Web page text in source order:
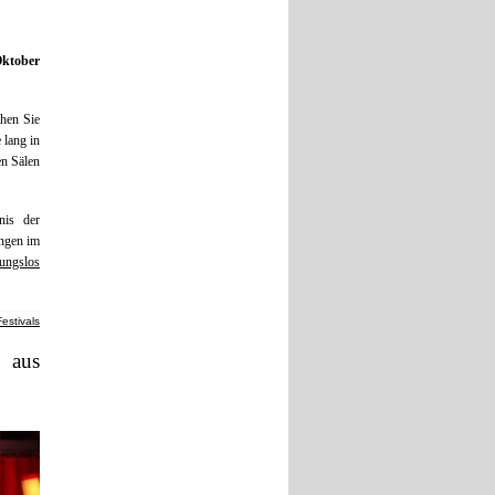
Sie
lang in
Sälen
der
im
aus